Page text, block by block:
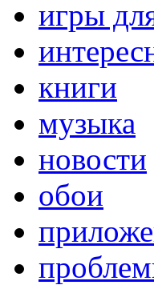
игры
книги
музыка
новости
обои